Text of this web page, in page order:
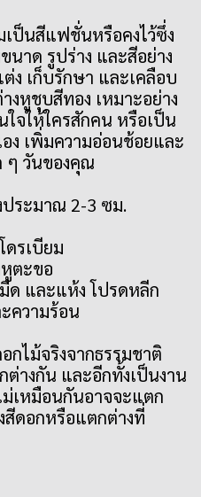
ป็นสีแฟชั่นหรือคงไว้ซึ่ง
าด รูปร่าง และสีอย่าง
เก็บรักษา และเคลือบ
หูชุบสีทอง เหมาะอย่าง
จให้ใครสักคน หรือเป็น
ง เพิ่มความอ่อนช้อยและ
ๆ วันของคุณ
ประมาณ 2-3 ซม.
ดรเบียม
ตะขอ
ด และแห้ง โปรดหลีก
ความร้อน
กไม้จริงจากธรรมชาติ
างกัน และอีกทั้งเป็นงาน
เหมือนกันอาจจะแตก
สีดอกหรือแตกต่างที่